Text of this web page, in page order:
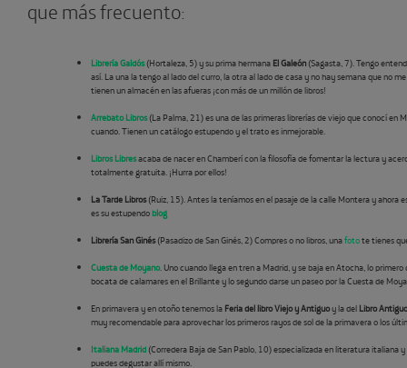
que más frecuento:
Librería Galdós(Hortaleza, 5) y su prima hermana El Galeón (Sagasta, 7). Tengo
así. La una la tengo al lado del curro, la otra al lado de casa y no hay semana que no
tienen un almacén en las afueras ¡con más de un millón de libros!
Arrebato Libros(La Palma, 21) es una de las primeras librerías de viejo que conocí en
cuando. Tienen un catálogo estupendo y el trato es inmejorable.
Libros Libresacaba de nacer en Chamberí con la filosofía de fomentar la lectura y
totalmente gratuita. ¡Hurra por ellos!
La Tarde Libros(Ruiz, 15). Antes la teníamos en el pasaje de la calle Montera y ahora
es su estupendoblog
Librería San Ginés(Pasadizo de San Ginés, 2) Compres o no libros, unafotote tienes
Cuesta de Moyano. Uno cuando llega en tren a Madrid, y se baja en Atocha, lo
bocata de calamares en el Brillante y lo segundo darse un paseo por la Cuesta de
En primavera y en otoño tenemos la Feria del libro Viejo y Antiguoy la del Libro
muy recomendable para aprovechar los primeros rayos de sol de la primavera o los
Italiana Madrid (Corredera Baja de San Pablo, 10) especializada en literatura italiana
puedes degustar allí mismo.